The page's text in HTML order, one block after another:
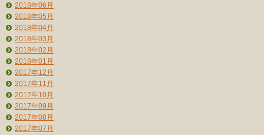
2018年06月
2018年05月
2018年04月
2018年03月
2018年02月
2018年01月
2017年12月
2017年11月
2017年10月
2017年09月
2017年08月
2017年07月